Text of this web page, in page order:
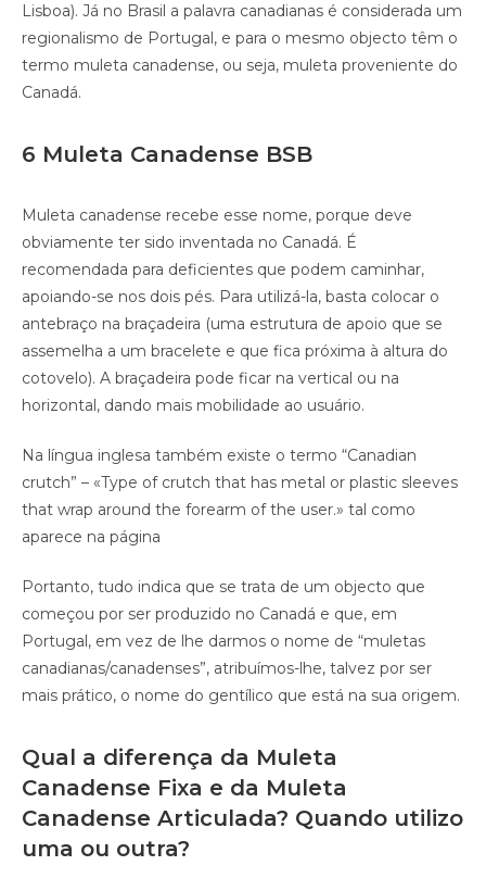
Lisboa). Já no Brasil a palavra canadianas é considerada um
regionalismo de Portugal, e para o mesmo objecto têm o
termo muleta canadense, ou seja, muleta proveniente do
Canadá.
6 Muleta Canadense BSB
Muleta canadense recebe esse nome, porque deve
obviamente ter sido inventada no Canadá. É
recomendada para deficientes que podem caminhar,
apoiando-se nos dois pés. Para utilizá-la, basta colocar o
antebraço na braçadeira (uma estrutura de apoio que se
assemelha a um bracelete e que fica próxima à altura do
cotovelo). A braçadeira pode ficar na vertical ou na
horizontal, dando mais mobilidade ao usuário.
Na língua inglesa também existe o termo “Canadian
crutch” – «Type of crutch that has metal or plastic sleeves
that wrap around the forearm of the user.» tal como
aparece na página
Portanto, tudo indica que se trata de um objecto que
começou por ser produzido no Canadá e que, em
Portugal, em vez de lhe darmos o nome de “muletas
canadianas/canadenses”, atribuímos-lhe, talvez por ser
mais prático, o nome do gentílico que está na sua origem.
Qual a diferença da Muleta
Canadense Fixa e da Muleta
Canadense Articulada? Quando utilizo
uma ou outra?